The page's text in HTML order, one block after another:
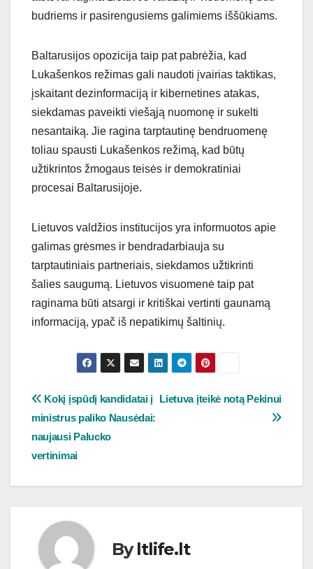
budriems ir pasirengusiems galimiems iššūkiams.
Baltarusijos opozicija taip pat pabrėžia, kad
Lukašenkos režimas gali naudoti įvairias taktikas,
įskaitant dezinformaciją ir kibernetines atakas,
siekdamas paveikti viešąją nuomonę ir sukelti
nesantaiką. Jie ragina tarptautinę bendruomenę
toliau spausti Lukašenkos režimą, kad būtų
užtikrintos žmogaus teisės ir demokratiniai
procesai Baltarusijoje.
Lietuvos valdžios institucijos yra informuotos apie
galimas grėsmes ir bendradarbiauja su
tarptautiniais partneriais, siekdamos užtikrinti
šalies saugumą. Lietuvos visuomenė taip pat
raginama būti atsargi ir kritiškai vertinti gaunamą
informaciją, ypač iš nepatikimų šaltinių.
Navigacija
tarp
įrašų
Lietuva įteikė notą Pekinui
Kokį įspūdį kandidatai į
ministrus paliko Nausėdai:
naujausi Palucko
vertinimai
Byltlife.lt